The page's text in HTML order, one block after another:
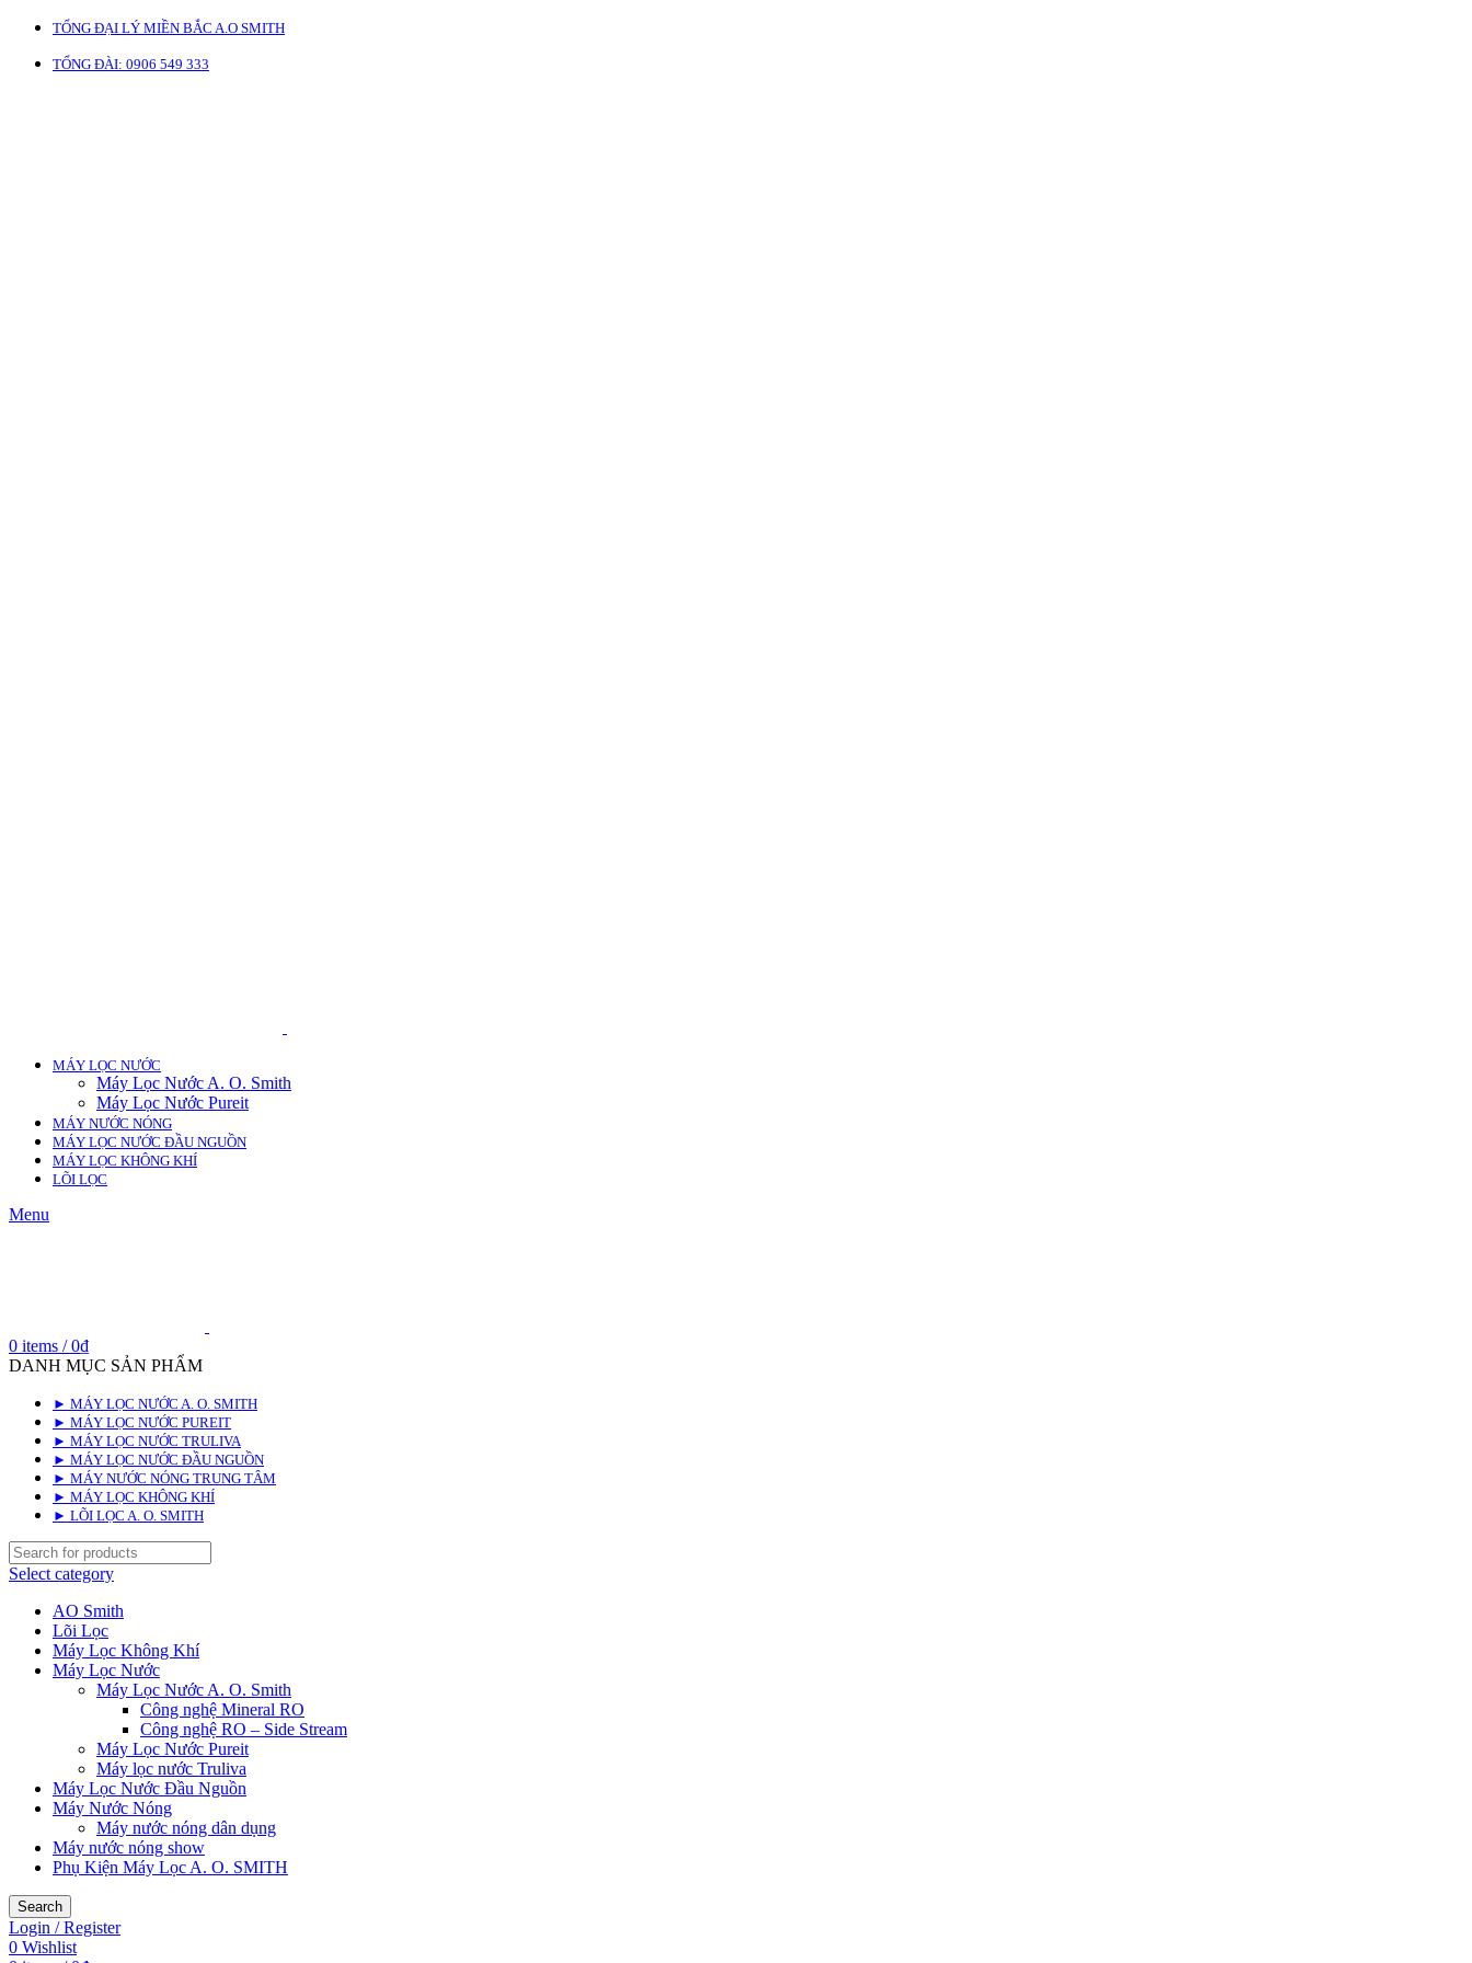
TỔNG ĐẠI LÝ MIỀN BẮC A.O SMITH
TỔNG ĐÀI: 0906 549 333
MÁY LỌC NƯỚC
Máy Lọc Nước A. O. Smith
Máy Lọc Nước Pureit
MÁY NƯỚC NÓNG
MÁY LỌC NƯỚC ĐẦU NGUỒN
MÁY LỌC KHÔNG KHÍ
LÕI LỌC
Menu
0 items / 0₫
DANH MỤC SẢN PHẨM
► MÁY LỌC NƯỚC A. O. SMITH
► MÁY LỌC NƯỚC PUREIT
► MÁY LỌC NƯỚC TRULIVA
► MÁY LỌC NƯỚC ĐẦU NGUỒN
► MÁY NƯỚC NÓNG TRUNG TÂM
► MÁY LỌC KHÔNG KHÍ
► LÕI LỌC A. O. SMITH
Select category
AO Smith
Lõi Lọc
Máy Lọc Không Khí
Máy Lọc Nước
Máy Lọc Nước A. O. Smith
Công nghệ Mineral RO
Công nghệ RO – Side Stream
Máy Lọc Nước Pureit
Máy lọc nước Truliva
Máy Lọc Nước Đầu Nguồn
Máy Nước Nóng
Máy nước nóng dân dụng
Máy nước nóng show
Phụ Kiện Máy Lọc A. O. SMITH
Search
Login / Register
0 Wishlist